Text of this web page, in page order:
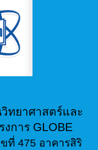
ทยาศาสตร์และ
การ GLOBE
ขที่ 475 อาคารสิริ